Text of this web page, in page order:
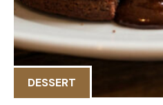
DESSERT